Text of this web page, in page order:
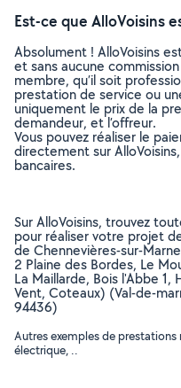
Est-ce que AlloVoisins
Absolument ! AlloVoisins
et sans aucune
membre, qu’il soit
prestation de service ou
uniquement le prix de la
demandeur, et l’offreur.
Vous pouvez réaliser le
directement sur
bancaires.
Sur AlloVoisins, trouvez
pour réaliser votre projet
de Chennevières-sur-
2 Plaine des Bordes, Le
La Maillarde, Bois l'Abbe 1,
Vent, Coteaux) (Val-de-
94436)
Autres exemples de
électrique, ..